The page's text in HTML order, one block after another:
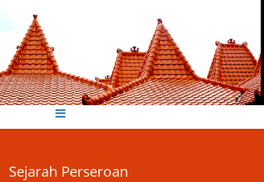
Sejarah Perseroan